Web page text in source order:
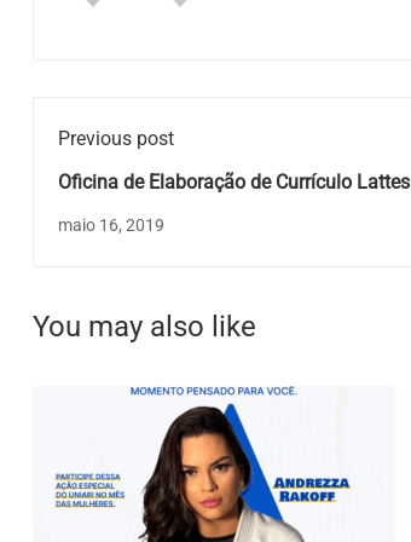
Previous post
Oficina de Elaboração de Currículo Lattes
maio 16, 2019
You may also like